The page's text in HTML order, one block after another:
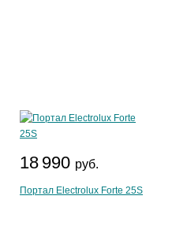
18 990 руб.
Портал Electrolux Forte 25S